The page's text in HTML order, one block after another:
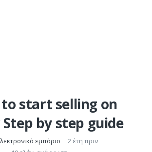
start selling on
Step by step guide
εμπόριο
2 έτη πριν